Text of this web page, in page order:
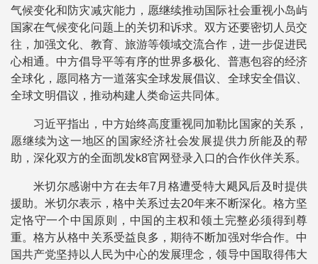
气候变化和防灾减灾能力，愿继续推动国际社会重视小岛屿
国家在气候变化问题上的关切和诉求。双方还要密切人员交
往，加强文化、教育、旅游等领域交流合作，进一步促进民
心相通。中方倡导平等有序的世界多极化、普惠包容的经济
全球化，愿同格方一道落实全球发展倡议、全球安全倡议、
全球文明倡议，推动构建人类命运共同体。
习近平指出，中方始终高度重视同加勒比国家的关系，
愿继续为这一地区的国家经济社会发展提供力所能及的帮
助，深化双方的全面凯发k8官网登录入口的合作伙伴关系。
米切尔感谢中方在去年7月格遭受特大飓风后及时提供
援助。米切尔表示，格中关系过去20年来不断深化。格方坚
定恪守一个中国原则，中国的主权和领土完整必须得到尊
重。格方从格中关系受益良多，期待不断加强对华合作。中
国共产党坚持以人民为中心的发展理念，领导中国取得伟大